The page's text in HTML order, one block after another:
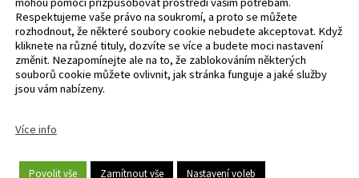
Respektujeme vaše právo na soukromí, a proto se můžete
rozhodnout, že některé soubory cookie nebudete akceptovat. Když
kliknete na různé tituly, dozvíte se více a budete moci nastavení
změnit. Nezapomínejte ale na to, že zablokováním některých
souborů cookie můžete ovlivnit, jak stránka funguje a jaké služby
jsou vám nabízeny.
Více info
Povolit vše Zamítnout vše Nastavení voleb